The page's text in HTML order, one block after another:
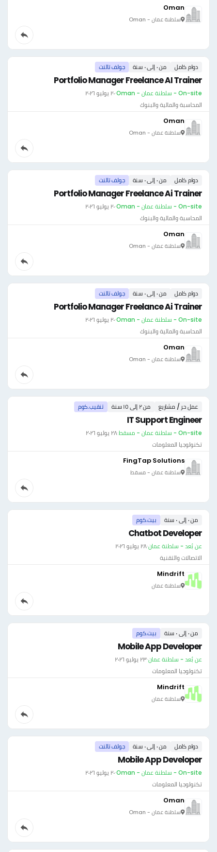
Oman
سلطنة عمان - Oman
دوام كامل من ٠ إلى ٠ سنة جولف تالنت
Portfolio Manager Freelance AI Trainer
On-site - سلطنة عمان - Oman ·٢٠ يوليو ٢٠٢٦
المحاسبة والمالية والبنوك
Oman
سلطنة عمان - Oman
دوام كامل من ٠ إلى ٠ سنة جولف تالنت
Portfolio Manager Freelance Ai Trainer
On-site - سلطنة عمان - Oman ·٢٠ يوليو ٢٠٢٦
المحاسبة والمالية والبنوك
Oman
سلطنة عمان - Oman
دوام كامل من ٠ إلى ٠ سنة جولف تالنت
Portfolio Manager Freelance Ai Trainer
On-site - سلطنة عمان - Oman ·٢٠ يوليو ٢٠٢٦
المحاسبة والمالية والبنوك
Oman
سلطنة عمان - Oman
عمل حر / مشاريع من ٢ إلى ١٥ سنة تنقيب.كوم
IT Support Engineer
On-site - سلطنة عمان - مسقط ·٢٨ يوليو ٢٠٢٦
تكنولوجيا المعلومات
FingTap Solutions
سلطنة عمان - مسقط
من ٠ إلى ٠ سنة بيت.كوم
Chatbot Developer
عن بُعد - سلطنة عمان·٢٨ يوليو ٢٠٢٦
الاتصالات والتقنية
Mindrift
سلطنة عمان
من ٠ إلى ٠ سنة بيت.كوم
Mobile App Developer
عن بُعد - سلطنة عمان·٢٣ يوليو ٢٠٢٦
تكنولوجيا المعلومات
Mindrift
سلطنة عمان
دوام كامل من ٠ إلى ٠ سنة جولف تالنت
Mobile App Developer
On-site - سلطنة عمان - Oman ·٢٠ يوليو ٢٠٢٦
تكنولوجيا المعلومات
Oman
سلطنة عمان - Oman